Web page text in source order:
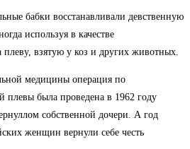
бабки восстанавливали девственную
используя в качестве
плеву, взятую у коз и других животных.
медицины операция по
плевы была проведена в 1962 году
собственной дочери. А год
женщин вернули себе честь